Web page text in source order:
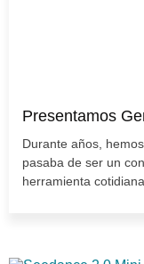
Presentamos
Durante años,
pasaba de ser un
herramienta